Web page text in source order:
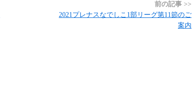
前の記事 >>
2021プレナスなでしこ1部リーグ第11節のご
案内